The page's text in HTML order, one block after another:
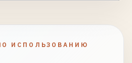
ИСПОЛЬЗОВАНИЮ